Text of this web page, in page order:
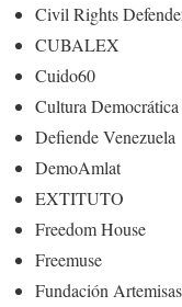
Civil Rights
CUBALEX
Cuido60
Cultura Democrática
Defiende Venezuela
DemoAmlat
EXTITUTO
Freedom House
Freemuse
Fundación Artemisas